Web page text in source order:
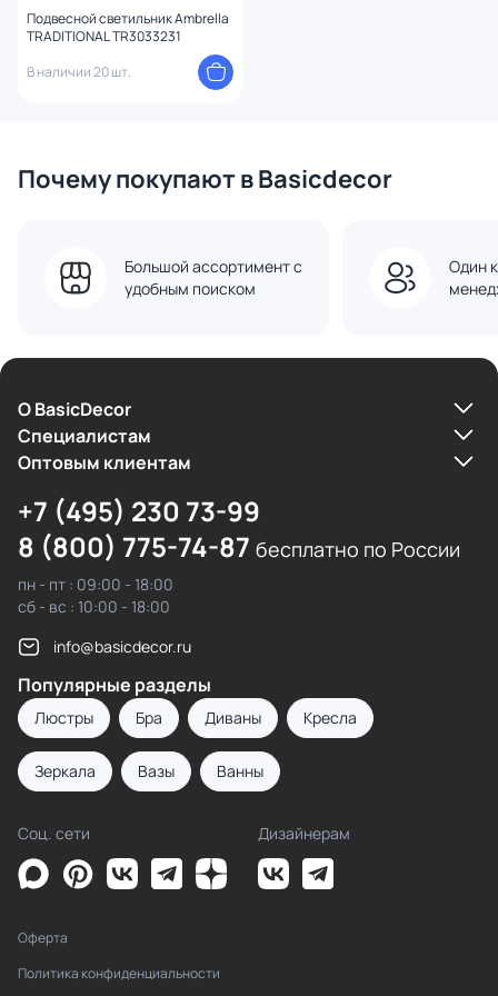
Подвесной светильник Ambrella
TRADITIONAL TR3033231
В наличии 20 шт.
Почему покупают в Basicdecor
Большой ассортимент с
удобным поиском
Один
О BasicDecor
Cпециалистам
Оптовым клиентам
+7 (495) 230 73-99
8 (800) 775-74-87 бесплатно по России
пн - пт : 09:00 - 18:00
сб - вс : 10:00 - 18:00
info@basicdecor.ru
Популярные разделы
Люстры Бра Диваны Кресла
Зеркала Вазы Ванны
Соц. сети Дизайнерам
Оферта
Политика конфиденциальности